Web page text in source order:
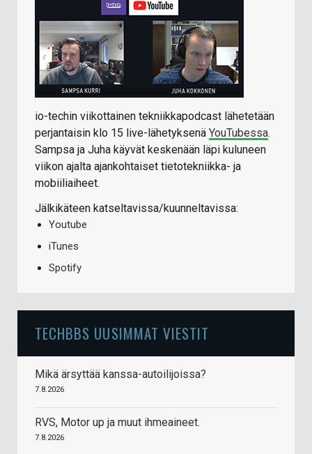
io-techin viikottainen tekniikkapodcast lähetetään
perjantaisin klo 15 live-lähetyksenä YouTubessa.
Sampsa ja Juha käyvät keskenään läpi kuluneen
viikon ajalta ajankohtaiset tietotekniikka- ja
mobiiliaiheet.
Jälkikäteen katseltavissa/kuunneltavissa:
Youtube
iTunes
Spotify
TECHBBS UUSIMMAT VIESTIT
Mikä ärsyttää kanssa-autoilijoissa?
7.8.2026
RVS, Motor up ja muut ihmeaineet.
7.8.2026